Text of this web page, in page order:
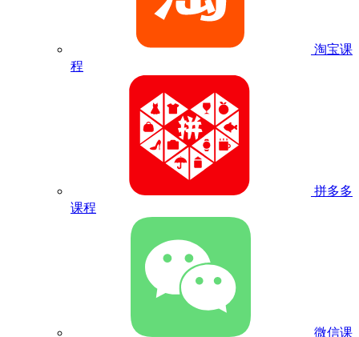
淘宝课
程
拼多多
课程
微信课